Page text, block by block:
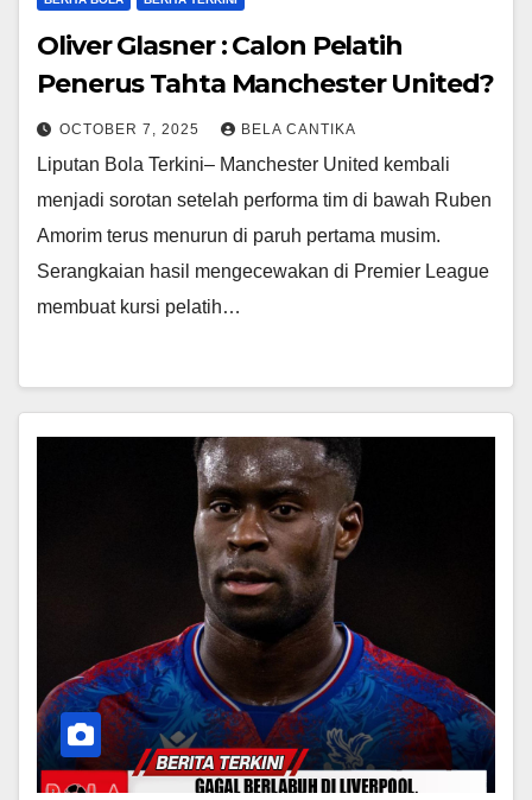
Oliver Glasner : Calon Pelatih
Penerus Tahta Manchester United?
OCTOBER 7, 2025 BELA CANTIKA
Liputan Bola Terkini– Manchester United kembali
menjadi sorotan setelah performa tim di bawah Ruben
Amorim terus menurun di paruh pertama musim.
Serangkaian hasil mengecewakan di Premier League
membuat kursi pelatih…